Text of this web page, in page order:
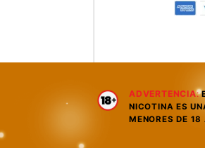
ADVERTENCIA:
NICOTINA ES
MENORES DE 18